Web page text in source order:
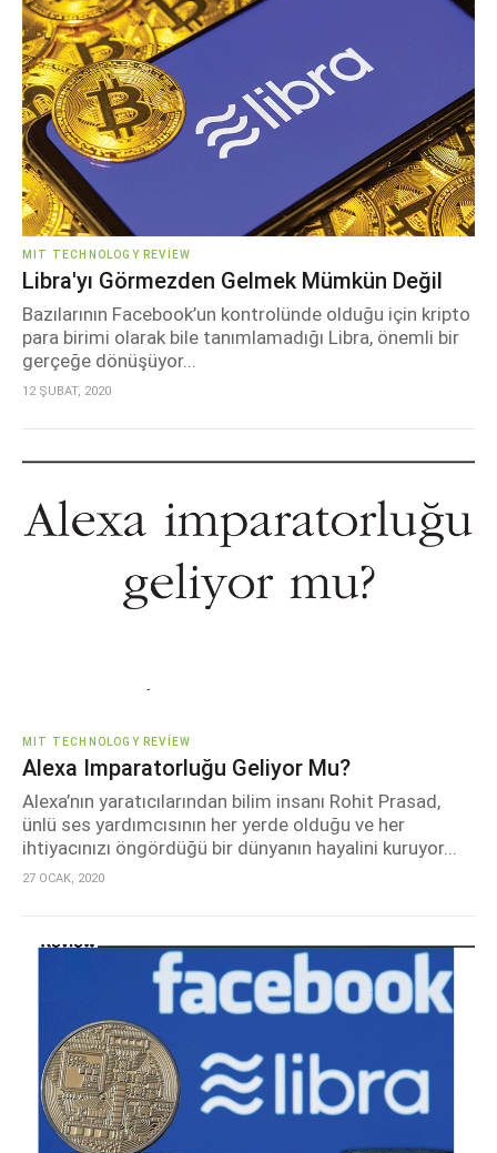
MIT TECHNOLOGY REVIEW
Libra'yı Görmezden Gelmek Mümkün Değil
Bazılarının Facebook’un kontrolünde olduğu için kripto
para birimi olarak bile tanımlamadığı Libra, önemli bir
gerçeğe dönüşüyor...
12 ŞUBAT, 2020
MIT TECHNOLOGY REVIEW
Alexa Imparatorluğu Geliyor Mu?
Alexa’nın yaratıcılarından bilim insanı Rohit Prasad,
ünlü ses yardımcısının her yerde olduğu ve her
ihtiyacınızı öngördüğü bir dünyanın hayalini kuruyor...
27 OCAK, 2020